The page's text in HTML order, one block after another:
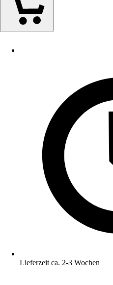
Lieferzeit ca. 2-3 Wochen